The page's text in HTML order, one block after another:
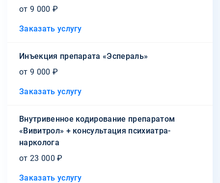
от 9 000 ₽
Заказать услугу
Инъекция препарата «Эспераль»
от 9 000 ₽
Заказать услугу
Внутривенное кодирование препаратом
«Вивитрол» + консультация психиатра-
нарколога
от 23 000 ₽
Заказать услугу